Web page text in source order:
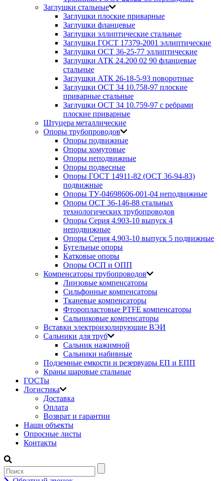
Заглушки стальные
Заглушки плоские приварные
Заглушки фланцевые
Заглушки эллиптические стальные
Заглушки ГОСТ 17379-2001 эллиптические
Заглушки ОСТ 36-25-77 эллиптические
Заглушки АТК 24.200 02 90 фланцевые
стальные
Заглушки АТК 26-18-5-93 поворотные
Заглушки ОСТ 34 10.758-97 плоские
приварные стальные
Заглушки ОСТ 34 10.759-97 с ребрами
плоские приварные
Штуцера металлические
Опоры трубопроводов
Опоры подвижные
Опоры хомутовые
Опоры неподвижные
Опоры подвесные
Опоры ГОСТ 14911-82 (ОСТ 36-94-83)
подвижные
Опоры ТУ-04698606-001-04 неподвижные
Опоры ОСТ 36-146-88 стальных
технологических трубопроводов
Опоры Серия 4.903-10 выпуск 4
неподвижные
Опоры Серия 4.903-10 выпуск 5 подвижные
Бугельные опоры
Катковые опоры
Опоры ОСП и ОПП
Компенсаторы трубопроводов
Линзовые компенсаторы
Сильфонные компенсаторы
Тканевые компенсаторы
Фторопластовые PTFE компенсаторы
Сальниковые компенсаторы
Вставки электроизолирующие ВЭИ
Сальники для труб
Сальник нажимной
Сальники набивные
Подземные емкости и резервуары ЕП и ЕПП
Краны шаровые стальные
ГОСТы
Логистика
Доставка
Оплата
Возврат и гарантии
Наши объекты
Опросные листы
Контакты